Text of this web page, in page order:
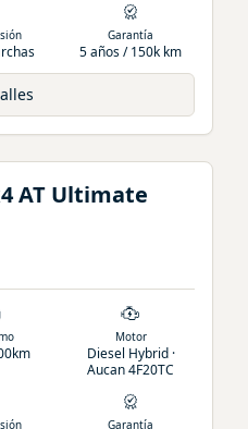
Garantía
5 años / 150k km
AT Ultimate
Motor
Diesel Hybrid ·
Aucan 4F20TC
Garantía